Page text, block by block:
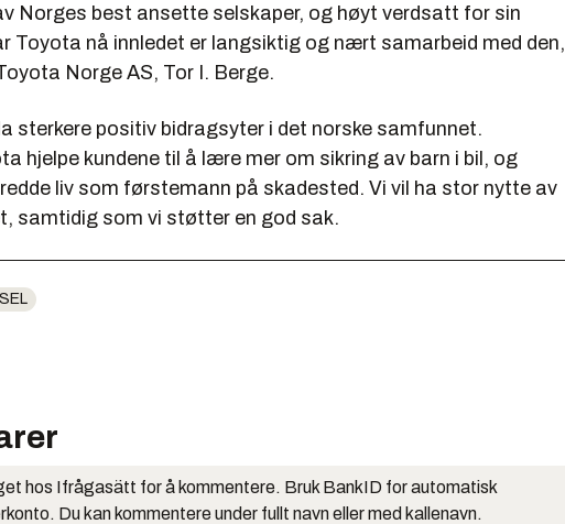
Norges best ansette selskaper, og høyt verdsatt for sin
Toyota nå innledet er langsiktig og nært samarbeid med den,
Norge AS, Tor I. Berge.
sterkere positiv bidragsyter i det norske samfunnet.
hjelpe kundene til å lære mer om sikring av barn i bil, og
liv som førstemann på skadested. Vi vil ha stor nytte av
samtidig som vi støtter en god sak.
hos Ifrågasätt for å kommentere. Bruk BankID for automatisk
Du kan kommentere under fullt navn eller med kallenavn.